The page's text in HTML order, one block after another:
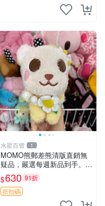
水星百貨 1
MOMO熊郵差熊清版直銷無
疑品，嚴選每週新品到手。紅
薯啵啵鮮果間 郵差熊 清版 紅
薯啵啵間
$630 91折
折扣碼